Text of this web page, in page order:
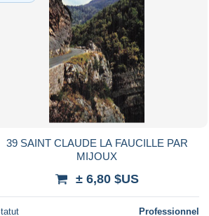
39 SAINT CLAUDE LA FAUCILLE PAR
MIJOUX
± 6,80 $US
Professionnel